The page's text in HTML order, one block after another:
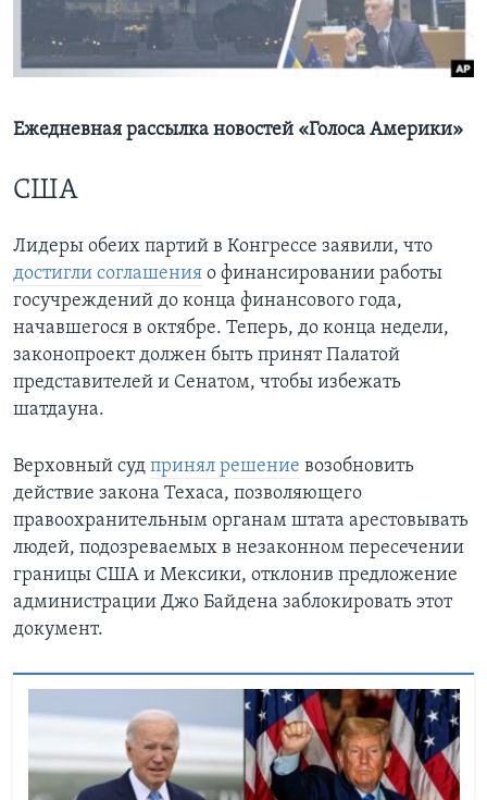
Learning English
Языки
Ежедневная рассылка новостей «Голоса Америки»
США
Лидеры обеих партий в Конгрессе заявили, что
достигли соглашения о финансировании работы
госучреждений до конца финансового года,
начавшегося в октябре. Теперь, до конца недели,
законопроект должен быть принят Палатой
представителей и Сенатом, чтобы избежать
шатдауна.
Верховный суд принял решение возобновить
действие закона Техаса, позволяющего
правоохранительным органам штата арестовывать
людей, подозреваемых в незаконном пересечении
границы США и Мексики, отклонив предложение
администрации Джо Байдена заблокировать этот
документ.